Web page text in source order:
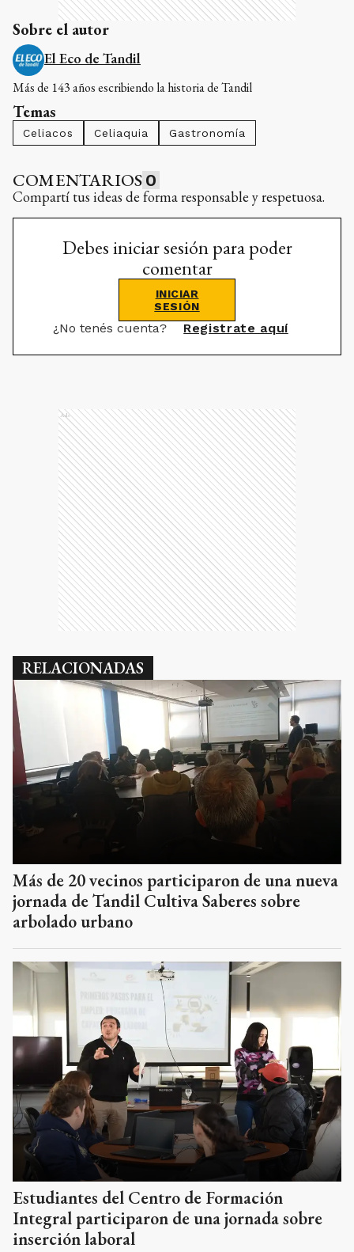
Sobre el autor
El Eco de Tandil
Más de 143 años escribiendo la historia de Tandil
Temas
Celiacos Celiaquia Gastronomía
COMENTARIOS 0
Compartí tus ideas de forma responsable y respetuosa.
Debes iniciar sesión para poder
comentar
INICIAR
SESIÓN
¿No tenés cuenta? Registrate aquí
Ads
RELACIONADAS
Más de 20 vecinos participaron de una nueva
jornada de Tandil Cultiva Saberes sobre
arbolado urbano
Estudiantes del Centro de Formación
Integral participaron de una jornada sobre
inserción laboral